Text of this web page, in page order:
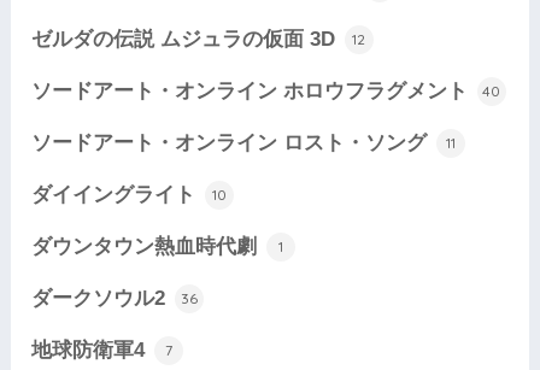
ゼルダの伝説 ムジュラの仮面 3D 12
ソードアート・オンライン ホロウフラグメント 40
ソードアート・オンライン ロスト・ソング 11
ダイイングライト 10
ダウンタウン熱血時代劇 1
ダークソウル2 36
地球防衛軍4 7